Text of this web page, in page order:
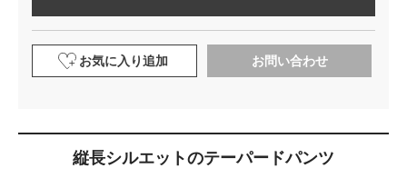
お気に入り追加 お問い合わせ
縦長シルエットのテーパードパンツ